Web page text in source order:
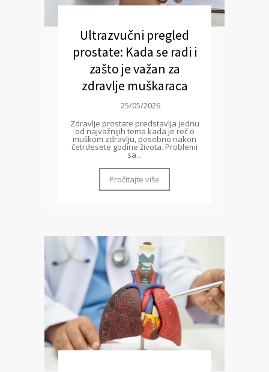
Ultrazvučni pregled
prostate: Kada se radi i
zašto je važan za
zdravlje muškaraca
25/05/2026
Zdravlje prostate predstavlja jednu
od najvažnijih tema kada je reč o
muškom zdravlju, posebno nakon
četrdesete godine života. Problemi
sa...
Pročitajte više